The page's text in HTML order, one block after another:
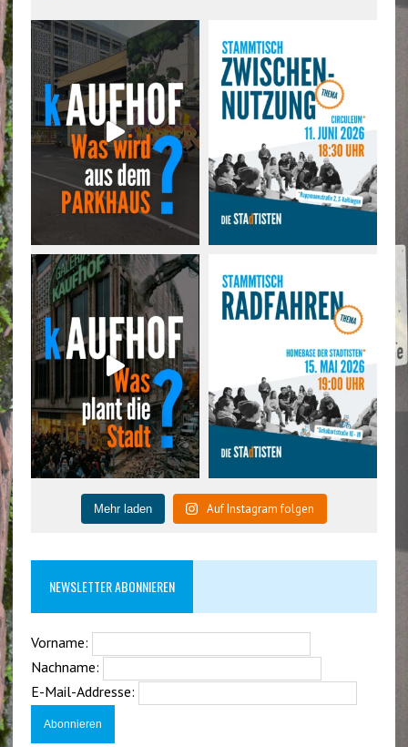
Mehr laden Auf Instagram folgen
NEWSLETTER ABONNIEREN
Vorname:
Nachname:
E-Mail-Addresse: